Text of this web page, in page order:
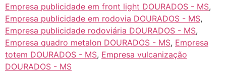
Empresa publicidade em front light DOURADOS - MS,
Empresa publicidade em rodovia DOURADOS - MS,
Empresa publicidade rodoviária DOURADOS - MS,
Empresa quadro metalon DOURADOS - MS, Empresa
totem DOURADOS - MS, Empresa vulcanização
DOURADOS - MS